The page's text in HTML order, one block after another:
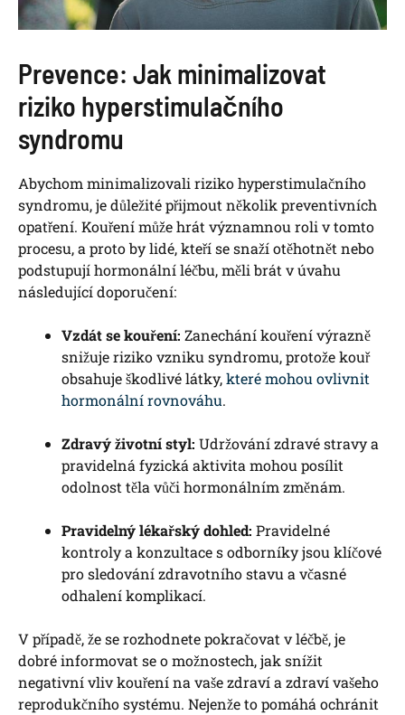
Prevence: Jak minimalizovat
riziko hyperstimulačního
syndromu
Abychom minimalizovali riziko hyperstimulačního
syndromu, je důležité přijmout několik preventivních
opatření. Kouření může hrát významnou roli v tomto
procesu, a proto by lidé, kteří se snaží otěhotnět nebo
podstupují hormonální léčbu, měli brát v úvahu
následující doporučení:
Vzdát se kouření: Zanechání kouření výrazně
snižuje riziko vzniku syndromu, protože kouř
obsahuje škodlivé látky,které mohou ovlivnit
hormonální rovnováhu.
Zdravý životní styl: Udržování zdravé stravy a
pravidelná fyzická aktivita mohou posílit
odolnost těla vůči hormonálním změnám.
Pravidelný lékařský dohled: Pravidelné
kontroly a konzultace s odborníky jsou klíčové
pro sledování zdravotního stavu a včasné
odhalení komplikací.
V případě, že se rozhodnete pokračovat v léčbě, je
dobré informovat se o možnostech, jak snížit
negativní vliv kouření na vaše zdraví a zdraví vašeho
reprodukčního systému. Nejenže to pomáhá ochránit